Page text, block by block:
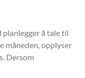
å tale til
måneden, opplyser
Dersom